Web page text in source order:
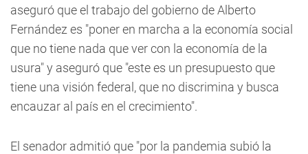
aseguró que el trabajo del gobierno de Alberto
Fernández es "poner en marcha a la economía social
que no tiene nada que ver con la economía de la
usura" y aseguró que "este es un presupuesto que
tiene una visión federal, que no discrimina y busca
encauzar al país en el crecimiento".
El senador admitió que "por la pandemia subió la